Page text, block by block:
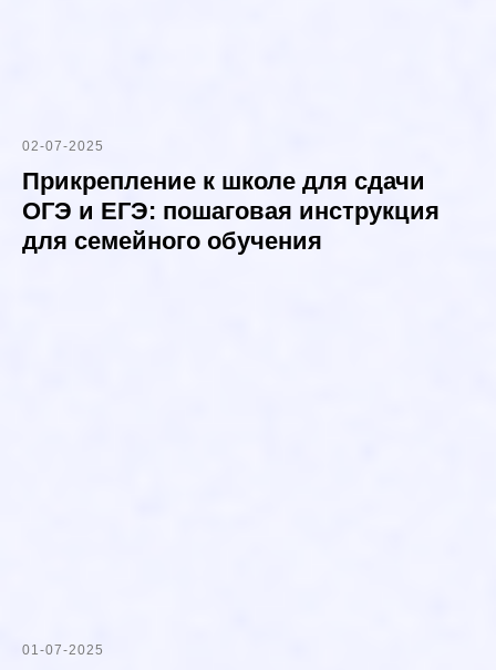
02-07-2025
Прикрепление к школе для сдачи
ОГЭ и ЕГЭ: пошаговая инструкция
для семейного обучения
01-07-2025